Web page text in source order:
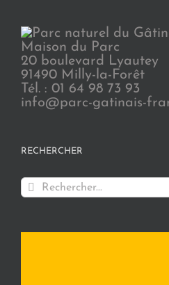
Maison du Parc
20 boulevard Lyautey
91490 Milly-la-Forêt
Tél. : 01 64 98 73 93
info@parc-gatinais-
RECHERCHER
Rechercher: